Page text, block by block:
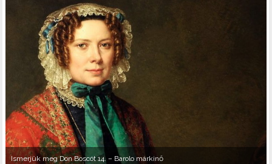
Ismerjük meg Don Boscót 14. – Barolo márkinő